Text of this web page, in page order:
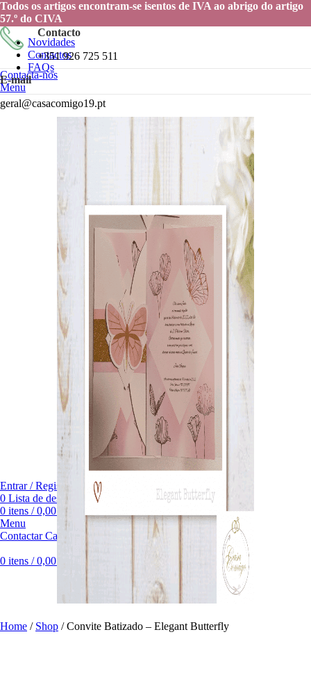
Todos os artigos encontram-se isentos de IVA ao abrigo do artigo
57.º do CIVA
Novidades
Contactos
FAQs
Contacto
+351 926 725 511
E-mail
geral@casacomigo19.pt
Entrar / Registar
0 Lista de desejos
0 itens / 0,00
Menu
Contactar CasaComigo
0 itens / 0,00
Contacta-nos
Menu
Home / Shop /Convite Batizado – Elegant Butterfly